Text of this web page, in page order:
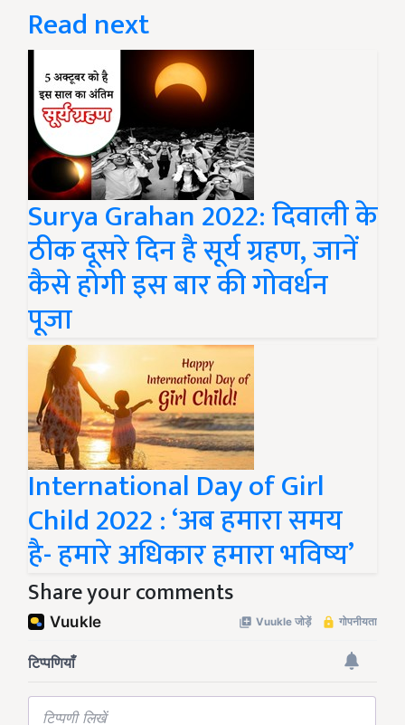
Read next
Surya Grahan 2022: दिवाली के
ठीक दूसरे दिन है सूर्य ग्रहण, जानें
कैसे होगी इस बार की गोवर्धन
पूजा
International Day of Girl
Child 2022 : ‘अब हमारा समय
है- हमारे अधिकार हमारा भविष्य’
Share your comments